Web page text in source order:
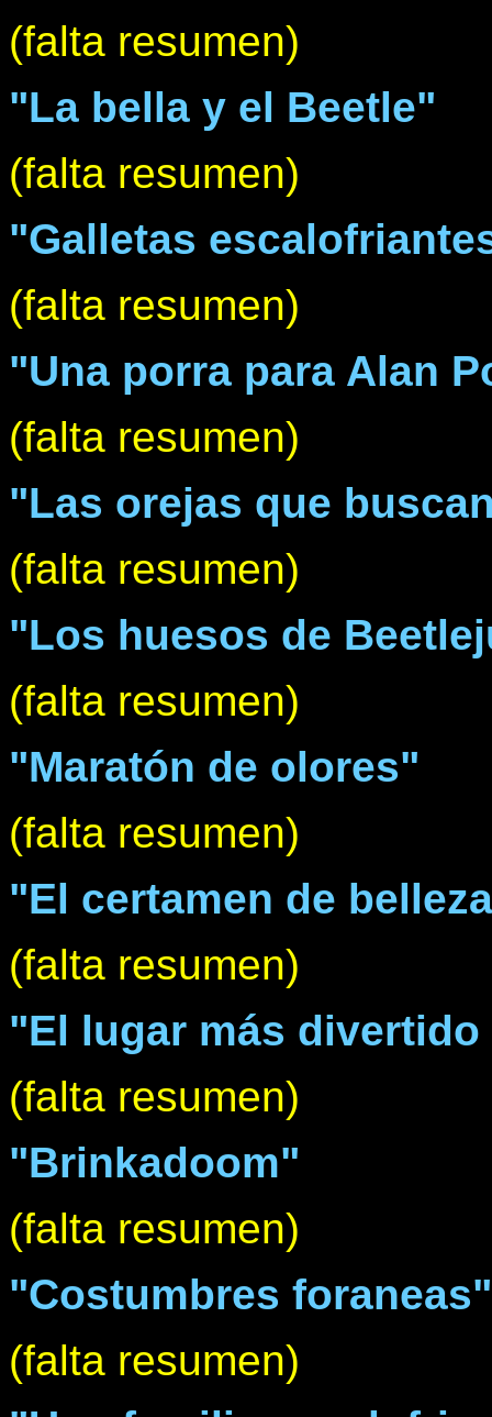
(falta resumen)
"La bella y el Beetle"
(falta resumen)
"Galletas
(falta resumen)
"Una porra para Alan
(falta resumen)
"Las orejas que
(falta resumen)
"Los huesos de
(falta resumen)
"Maratón de olores"
(falta resumen)
"El certamen de
(falta resumen)
"El lugar más
(falta resumen)
"Brinkadoom"
(falta resumen)
"Costumbres foraneas"
(falta resumen)